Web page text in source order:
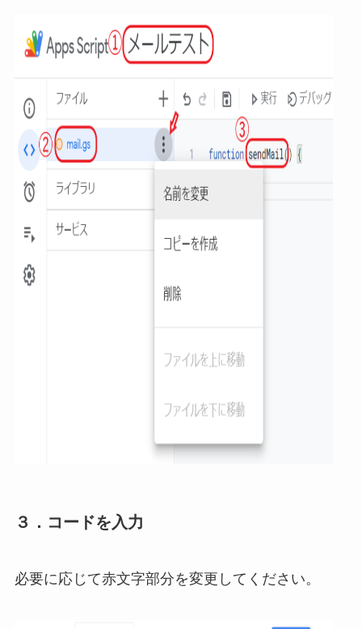
３．コードを入力
必要に応じて赤文字部分を変更してください。